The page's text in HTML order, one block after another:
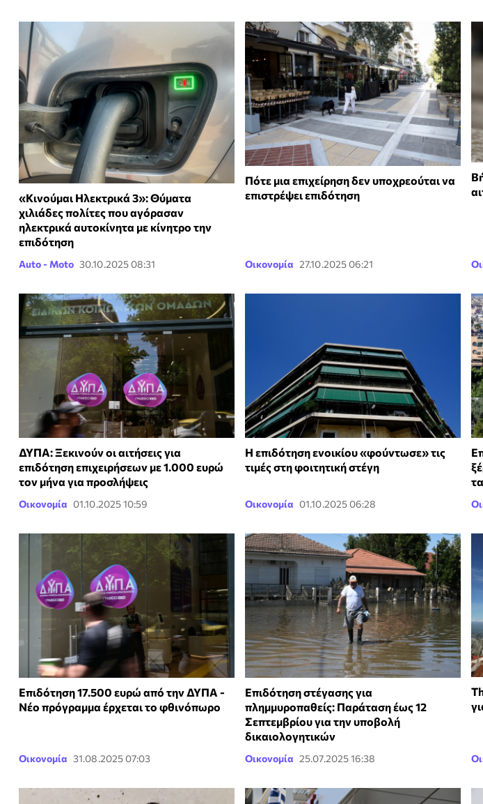
«Κινούμαι Ηλεκτρικά 3»: Θύματα
χιλιάδες πολίτες που αγόρασαν
ηλεκτρικά αυτοκίνητα με κίνητρο την
επιδότηση
Auto - Moto 30.10.2025 08:31
Πότε μια επιχείρηση δεν υποχρεούται να
επιστρέψει επιδότηση
Οικονομία 27.10.2025 06:21
ΔΥΠΑ: Ξεκινούν οι αιτήσεις για
επιδότηση επιχειρήσεων με 1.000 ευρώ
τον μήνα για προσλήψεις
Οικονομία 01.10.2025 10:59
Η επιδότηση ενοικίου «φούντωσε» τις
τιμές στη φοιτητική στέγη
Οικονομία 01.10.2025 06:28
Επιδότηση 17.500 ευρώ από την ΔΥΠΑ -
Νέο πρόγραμμα έρχεται το φθινόπωρο
Οικονομία 31.08.2025 07:03
Επιδότηση στέγασης για
πλημμυροπαθείς: Παράταση έως 12
Σεπτεμβρίου για την υποβολή
δικαιολογητικών
Οικονομία 25.07.2025 16:38